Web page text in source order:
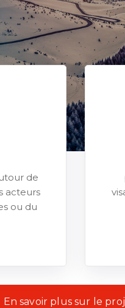
de
acteurs
ou du
En savoir plus sur le